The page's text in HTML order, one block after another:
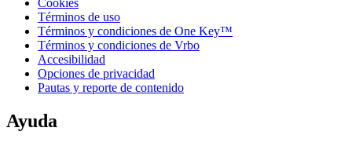
Cookies
Términos de uso
Términos y condiciones de One Key™
Términos y condiciones de Vrbo
Accesibilidad
Opciones de privacidad
Pautas y reporte de contenido
Ayuda